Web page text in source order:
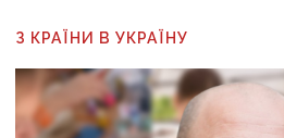
З КРАЇНИ В УКРАЇНУ